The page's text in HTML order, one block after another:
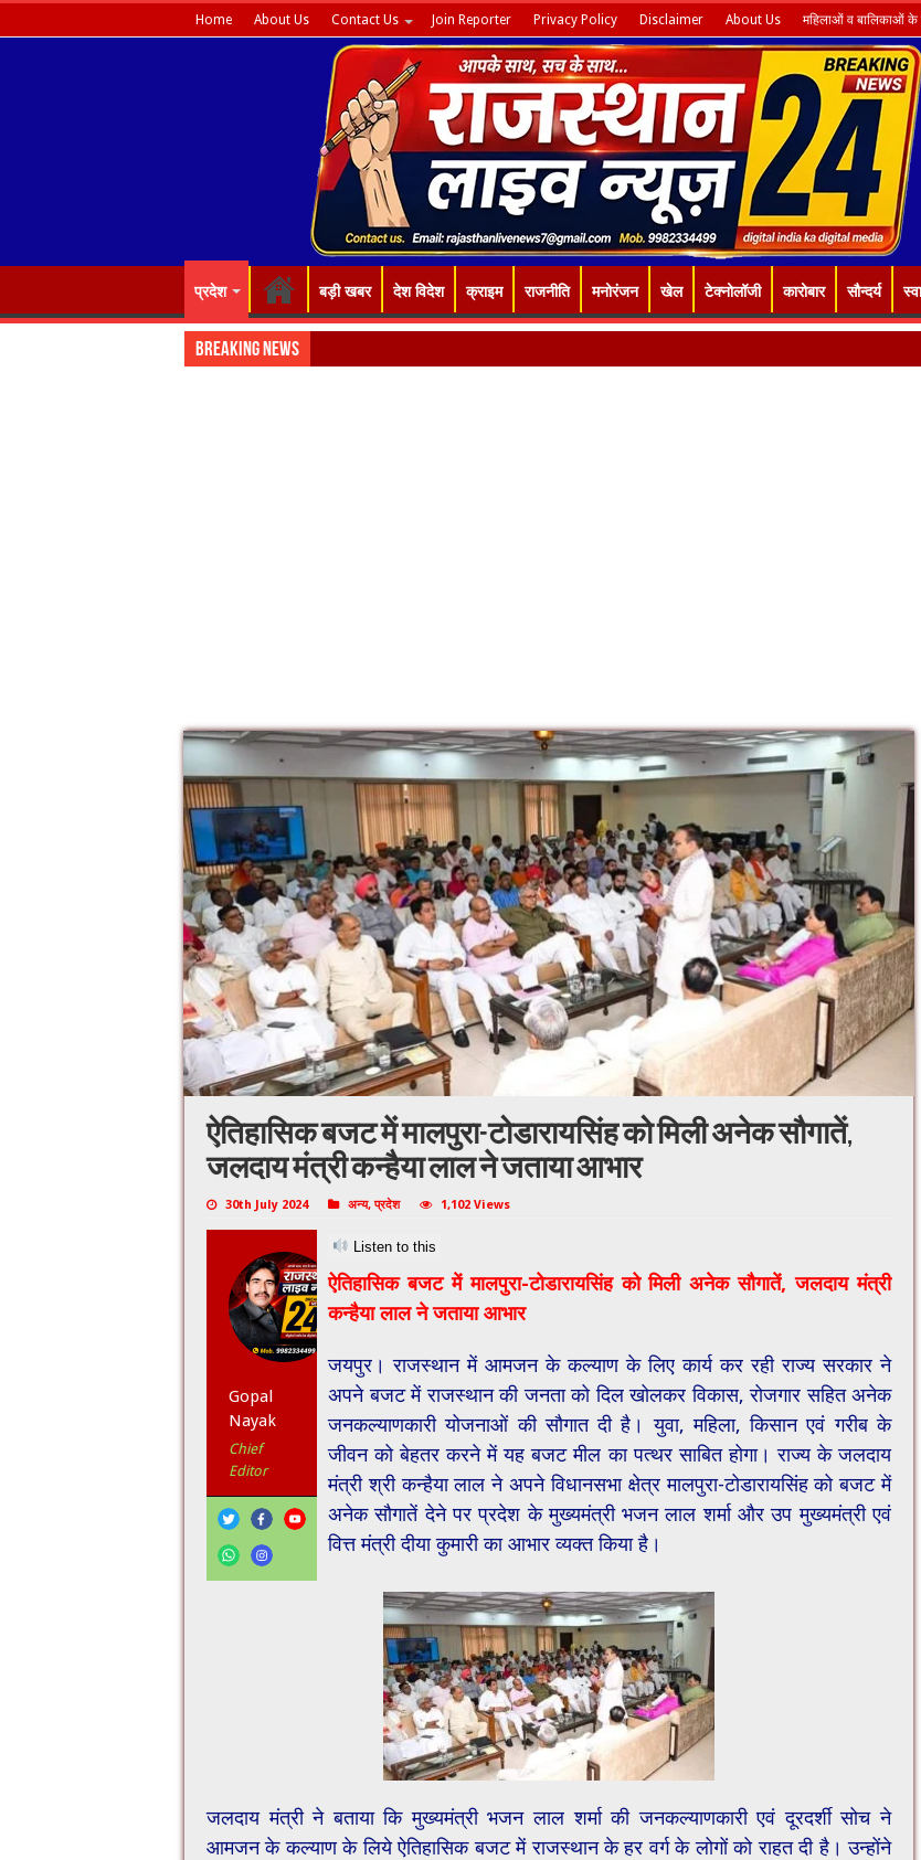
Home About Us Contact Us Join Reporter Privacy Policy Disclaimer About Us महिलाओं व बालिकाओं के
प्रदेश बड़ी खबर देश विदेश क्राइम राजनीति मनोरंजन खेल टेक्नोलॉजी कारोबार सौन्दर्य
Breaking News
ऐतिहासिक बजट में मालपुरा-टोडारायसिंह को मिली अनेक सौगातें,
जलदाय मंत्री कन्हैया लाल ने जताया आभार
30th July 2024 अन्य,प्रदेश 1,102 Views
Listen to this
Gopal
Nayak
Chief
Editor
ऐतिहासिक बजट में मालपुरा-टोडारायसिंह को मिली अनेक सौगातें, जलदाय मंत्री
कन्हैया लाल ने जताया आभार
जयपुर। राजस्थान में आमजन के कल्याण के लिए कार्य कर रही राज्य सरकार ने
अपने बजट में राजस्थान की जनता को दिल खोलकर विकास, रोजगार सहित अनेक
जनकल्याणकारी योजनाओं की सौगात दी है। युवा, महिला, किसान एवं गरीब के
जीवन को बेहतर करने में यह बजट मील का पत्थर साबित होगा। राज्य के जलदाय
मंत्री श्री कन्हैया लाल ने अपने विधानसभा क्षेत्र मालपुरा-टोडारायसिंह को बजट में
अनेक सौगातें देने पर प्रदेश के मुख्यमंत्री भजन लाल शर्मा और उप मुख्यमंत्री एवं
वित्त मंत्री दीया कुमारी का आभार व्यक्त किया है।
जलदाय मंत्री ने बताया कि मुख्यमंत्री भजन लाल शर्मा की जनकल्याणकारी एवं दूरदर्शी सोच ने
आमजन के कल्याण के लिये ऐतिहासिक बजट में राजस्थान के हर वर्ग के लोगों को राहत दी है। उन्होंने